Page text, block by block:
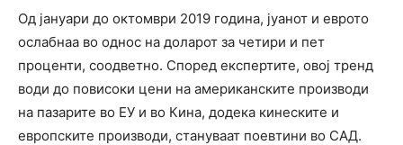
Од јануари до октомври 2019 година, јуанот и еврото
ослабнаа во однос на доларот за четири и пет
проценти, соодветно. Според експертите, овој тренд
води до повисоки цени на американските производи
на пазарите во ЕУ и во Кина, додека кинеските и
европските производи, стануваат поевтини во САД.